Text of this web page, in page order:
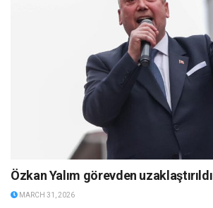
Özkan Yalım görevden uzaklaştırıldı
MARCH 31, 2026